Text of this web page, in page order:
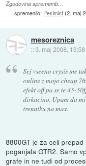
Zgodovina sprememb…
spremenilo: Pesimist(2. maj
mesoreznica
::3. maj 2008, 13:58
Sej vseeno crysis me
online z mojo cheap
efekt off pa se te 45-
dirkacino. Upam da
trenutku na max.
8800GT je za celi
poganjala GTR2. Samo
grafe in ne tudi od